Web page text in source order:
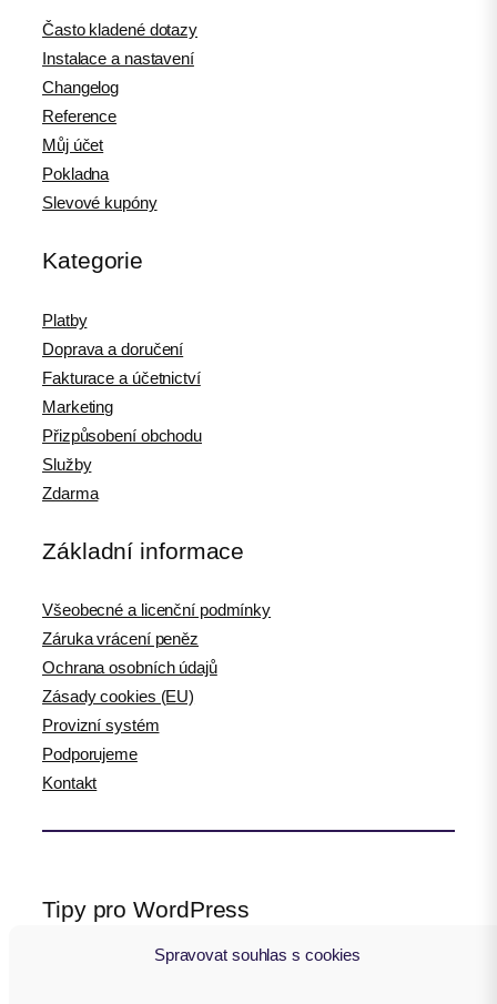
Spravovat souhlas s cookies
Často kladené dotazy
Instalace a nastavení
Changelog
Reference
Můj účet
Pokladna
Slevové kupóny
Kategorie
Platby
Doprava a doručení
Fakturace a účetnictví
Marketing
Přizpůsobení obchodu
Služby
Zdarma
Základní informace
Všeobecné a licenční podmínky
Záruka vrácení peněz
Ochrana osobních údajů
Zásady cookies (EU)
Provizní systém
Podporujeme
Kontakt
Tipy pro WordPress
WPlama.cz: WordPress návody